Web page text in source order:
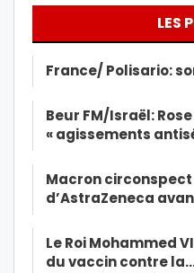
LES
France/ Polisario:
Beur FM/Israël:
« agissements
Macron
d’AstraZeneca
Le Roi Mohammed
du vaccin contre